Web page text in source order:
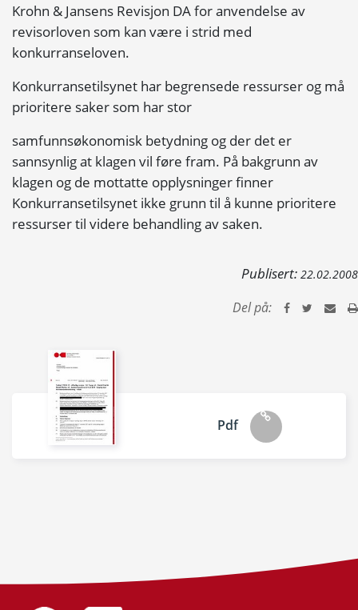
Krohn & Jansens Revisjon DA for anvendelse av
revisorloven som kan være i strid med
konkurranseloven.
Konkurransetilsynet har begrensede ressurser og må
prioritere saker som har stor
samfunnsøkonomisk betydning og der det er
sannsynlig at klagen vil føre fram. På bakgrunn av
klagen og de mottatte opplysninger finner
Konkurransetilsynet ikke grunn til å kunne prioritere
ressurser til videre behandling av saken.
Publisert: 22.02.2008
Del på:
Pdf